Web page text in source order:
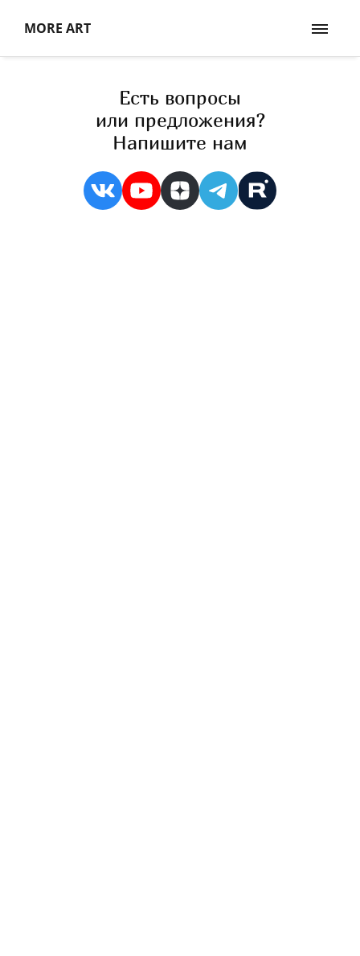
MORE ART
Есть вопросы
или предложения?
Напишите нам